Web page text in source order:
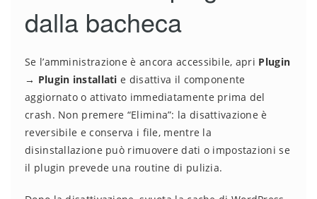
dalla bacheca
Se l’amministrazione è ancora accessibile, apri Plugin
→ Plugin installati e disattiva il componente
aggiornato o attivato immediatamente prima del
crash. Non premere “Elimina”: la disattivazione è
reversibile e conserva i file, mentre la
disinstallazione può rimuovere dati o impostazioni se
il plugin prevede una routine di pulizia.